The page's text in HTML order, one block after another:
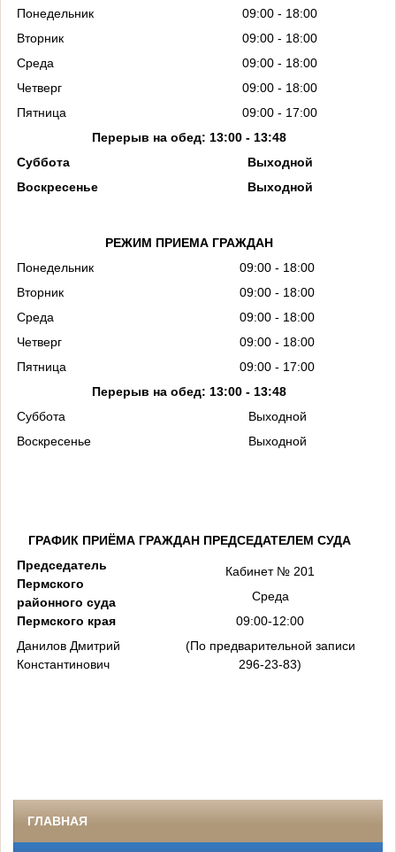
Понедельник
09:00 - 18:00
Вторник
09:00 - 18:00
Среда
09:00 - 18:00
Четверг
09:00 - 18:00
Пятница
09:00 - 17:00
Перерыв на обед: 13:00 - 13:48
Суббота
Выходной
Воскресенье
Выходной
РЕЖИМ ПРИЕМА ГРАЖДАН
Понедельник
09:00 - 18:00
Вторник
09:00 - 18:00
Среда
09:00 - 18:00
Четверг
09:00 - 18:00
Пятница
09:00 - 17:00
Перерыв на обед: 13:00 - 13:48
Суббота
Выходной
Воскресенье
Выходной
ГРАФИК ПРИЁМА ГРАЖДАН ПРЕДСЕДАТЕЛЕМ СУДА
Председатель
Пермского
районного суда
Пермского края
Данилов Дмитрий
Константинович
Кабинет № 201
Среда
09:00-12:00
(По предварительной записи
296-23-83)
ГЛАВНАЯ